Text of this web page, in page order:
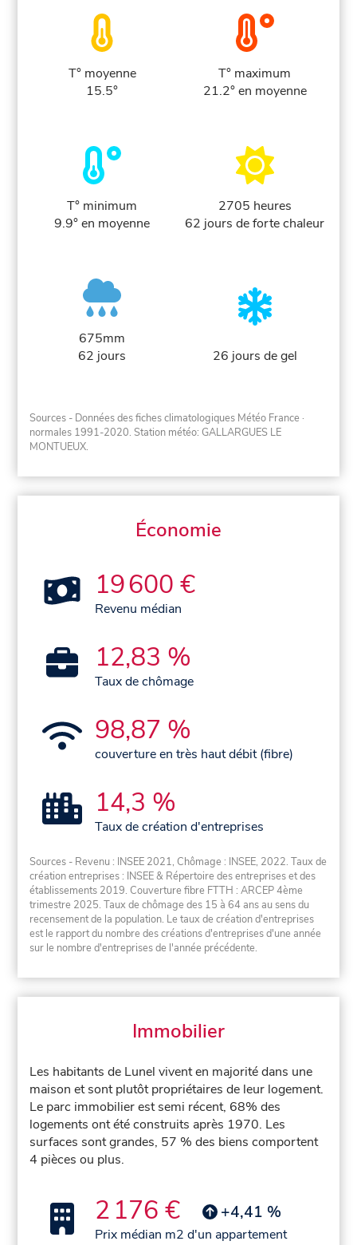
T° moyenne
15.5°
T° maximum
21.2° en moyenne
T° minimum
9.9° en moyenne
2705 heures
62 jours de forte chaleur
675mm
62 jours
26 jours de gel
Sources - Données des fiches climatologiques Météo France ·
normales 1991-2020. Station météo: GALLARGUES LE
MONTUEUX.
Économie
19 600 €
Revenu médian
12,83 %
Taux de chômage
98,87 %
couverture en très haut débit (fibre)
14,3 %
Taux de création d'entreprises
Sources - Revenu : INSEE 2021, Chômage : INSEE, 2022. Taux de
création entreprises : INSEE & Répertoire des entreprises et des
établissements 2019. Couverture fibre FTTH : ARCEP 4ème
trimestre 2025. Taux de chômage des 15 à 64 ans au sens du
recensement de la population. Le taux de création d'entreprises
est le rapport du nombre des créations d'entreprises d'une année
sur le nombre d'entreprises de l'année précédente.
Immobilier
Les habitants de Lunel vivent en majorité dans une
maison et sont plutôt propriétaires de leur logement.
Le parc immobilier est semi récent, 68% des
logements ont été construits après 1970. Les
surfaces sont grandes, 57 % des biens comportent
4 pièces ou plus.
2 176 € +4,41 %
Prix médian m2 d'un appartement